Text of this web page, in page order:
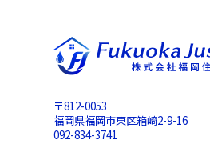
〒812-0053
福岡県福岡市東区箱崎2-9-16
092-834-3741